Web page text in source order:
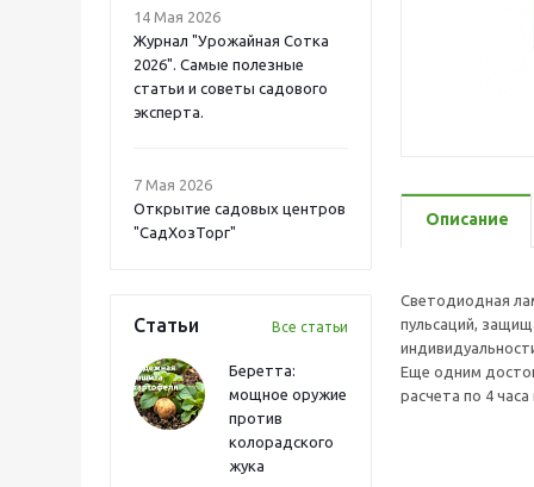
14 Мая 2026
Журнал "Урожайная Сотка
2026". Самые полезные
статьи и советы садового
эксперта.
7 Мая 2026
Открытие садовых центров
"СадХозТорг"
Статьи Все статьи
Беретта:
мощное оружие
против
колорадского
жука
Описание
Светодиодная
пульсаций,
Еще одним
расчета по 4